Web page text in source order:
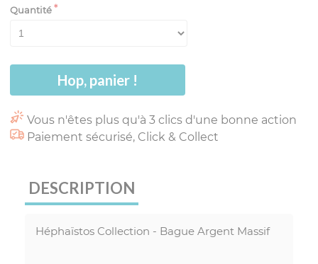
Quantité
Hop, panier !
Vous n'êtes plus qu'à 3 clics d'une bonne action
Paiement sécurisé, Click & Collect
DESCRIPTION
Héphaïstos Collection - Bague Argent Massif